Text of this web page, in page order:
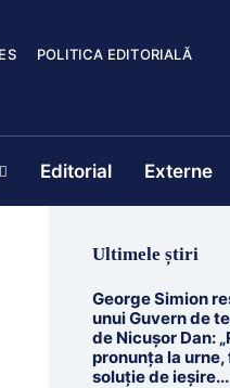
POLITICA EDITORIALĂ
Editorial Externe
Ultimele știri
George Simion
unui Guvern de
de Nicușor Dan:
pronunța la
soluție de ieșire...